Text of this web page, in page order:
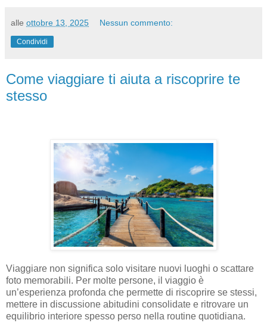
alle ottobre 13, 2025 Nessun commento:
Condividi
Come viaggiare ti aiuta a riscoprire te
stesso
Viaggiare non significa solo visitare nuovi luoghi o scattare
foto memorabili. Per molte persone, il viaggio è
un’esperienza profonda che permette di riscoprire se stessi,
mettere in discussione abitudini consolidate e ritrovare un
equilibrio interiore spesso perso nella routine quotidiana.